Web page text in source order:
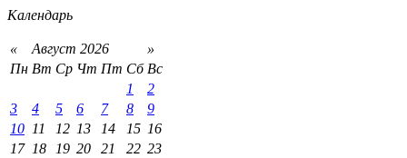
Календарь
« Август 2026
»
Пн Вт Ср Чт Пт Сб Вс
1
2
3
4 5 6 7 8
9
10 11 12 13 14 15 16
17 18 19 20 21 22 23